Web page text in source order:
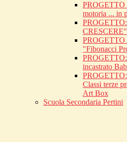
motoria ... in
CRESCERE"
"Fibonacci
incastrato
Classi terze
Art Box
Scuola Secondaria Pertini